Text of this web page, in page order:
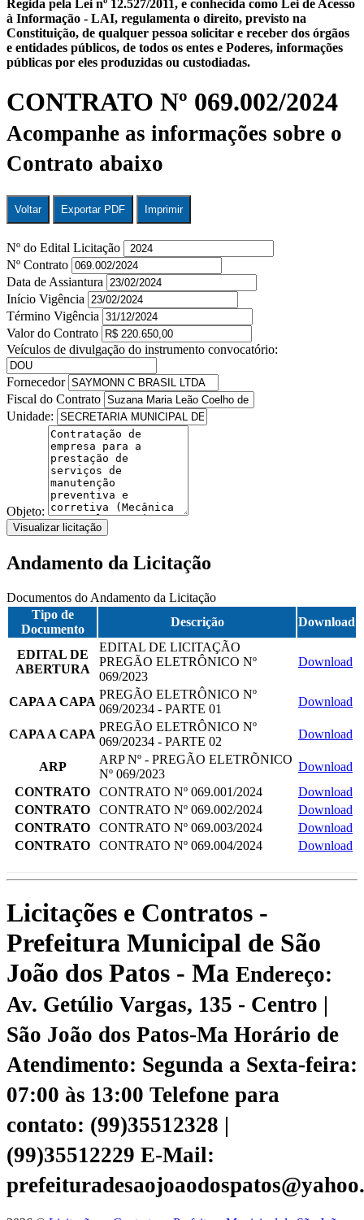
Regida pela Lei nº 12.527/2011, e conhecida como Lei de Acesso
à Informação - LAI, regulamenta o direito, previsto na
Constituição, de qualquer pessoa solicitar e receber dos órgãos
e entidades públicos, de todos os entes e Poderes, informações
públicas por eles produzidas ou custodiadas.
CONTRATO Nº 069.002/2024
Acompanhe as informações sobre o
Contrato abaixo
Voltar Exportar PDF Imprimir
Nº do Edital Licitação
Nº Contrato
Data de Assiantura
Início Vigência
Término Vigência
Valor do Contrato
Veículos de divulgação do instrumento convocatório:
Fornecedor
Fiscal do Contrato
Unidade:
Objeto:
Visualizar licitação
Andamento da Licitação
Documentos do Andamento da Licitação
Tipo de
Documento
Descrição Download
EDITAL DE
ABERTURA
EDITAL DE LICITAÇÃO
PREGÃO ELETRÔNICO Nº
069/2023
Download
CAPA A CAPA
PREGÃO ELETRÔNICO Nº
069/20234 - PARTE 01
Download
CAPA A CAPA
PREGÃO ELETRÔNICO Nº
069/20234 - PARTE 02
Download
ARP
ARP Nº - PREGÃO ELETRÕNICO
Nº 069/2023
Download
CONTRATO
CONTRATO Nº 069.001/2024
Download
CONTRATO
CONTRATO Nº 069.002/2024
Download
CONTRATO
CONTRATO Nº 069.003/2024
Download
CONTRATO
CONTRATO Nº 069.004/2024 Download
Licitações e Contratos -
Prefeitura Municipal de São
João dos Patos - Ma Endereço:
Av. Getúlio Vargas, 135 - Centro |
São João dos Patos-Ma Horário de
Atendimento: Segunda a Sexta-feira:
07:00 às 13:00 Telefone para
contato: (99)35512328 |
(99)35512229 E-Mail: